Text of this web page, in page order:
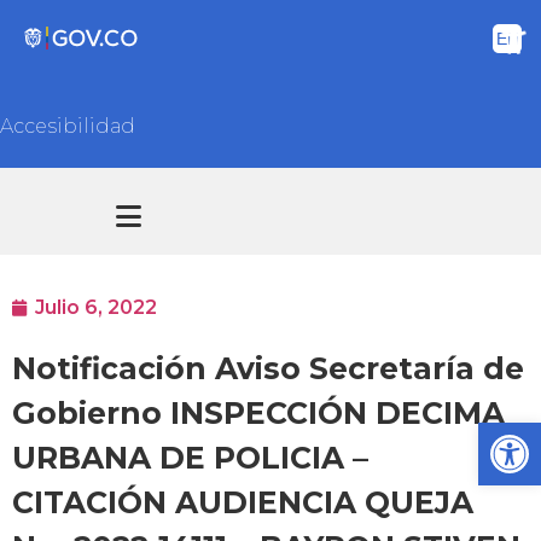
Accesibilidad
Julio 6, 2022
Notificación Aviso Secretaría de
Gobierno INSPECCIÓN DECIMA
URBANA DE POLICIA –
CITACIÓN AUDIENCIA QUEJA